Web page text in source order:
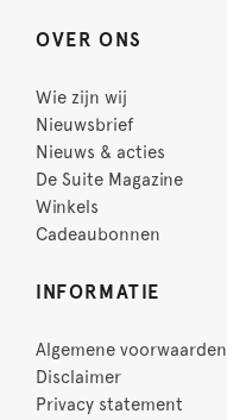
OVER ONS
Wie zijn wij
Nieuwsbrief
Nieuws & acties
De Suite Magazine
Winkels
Cadeaubonnen
INFORMATIE
Algemene voorwaarden
Disclaimer
Privacy statement